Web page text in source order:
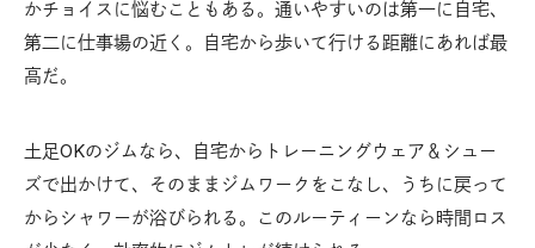
かチョイスに悩むこともある。通いやすいのは第一に自宅、
第二に仕事場の近く。自宅から歩いて行ける距離にあれば最
高だ。
土足OKのジムなら、自宅からトレーニングウェア＆シュー
ズで出かけて、そのままジムワークをこなし、うちに戻って
からシャワーが浴びられる。このルーティーンなら時間ロス